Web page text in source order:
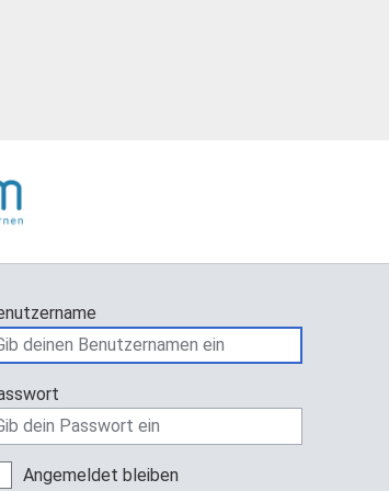
Angemeldet bleiben